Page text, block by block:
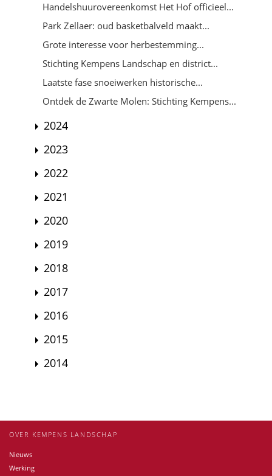
Handelshuurovereenkomst Het Hof officieel...
Park Zellaer: oud basketbalveld maakt...
Grote interesse voor herbestemming...
Stichting Kempens Landschap en district...
Laatste fase snoeiwerken historische...
Ontdek de Zwarte Molen: Stichting Kempens...
2024
2023
2022
2021
2020
2019
2018
2017
2016
2015
2014
OVER KEMPENS LANDSCHAP
Nieuws
Werking